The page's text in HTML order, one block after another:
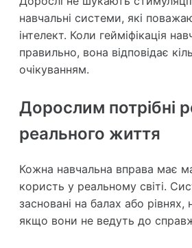
навчальні системи, які
інтелект. Коли гейміфікація
правильно, вона відповідає
очікуванням.
Дорослим потрібні
реального життя
Кожна навчальна вправа має
користь у реальному світі.
засновані на балах або
якщо вони не ведуть до